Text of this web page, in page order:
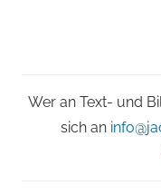
Wer an Text- und
sich an